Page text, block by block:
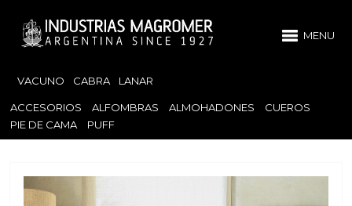
MENU
VACUNO CABRA LANAR
ACCESORIOS ALFOMBRAS ALMOHADONES
CUEROS
PIE DE CAMA
PUFF